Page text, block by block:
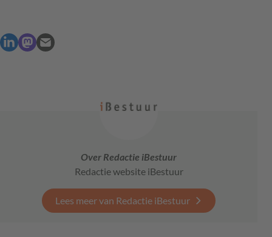
Over Redactie iBestuur
Redactie website iBestuur
Lees meer van Redactie iBestuur